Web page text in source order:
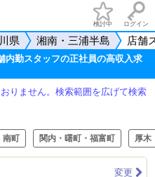
検討中 ログイン
県 湘南・三浦半島 店舗
内勤スタッフの正社員の高収入求
りません。検索範囲を広げて検索
南町 関内・曙町・福富町 厚木
変更